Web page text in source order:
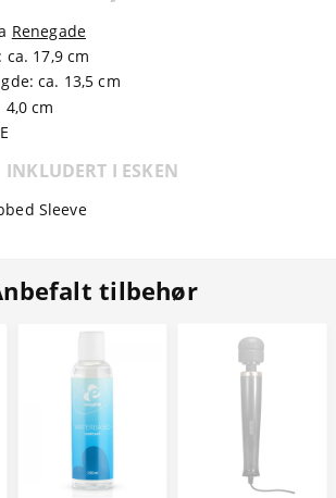
Renegade
ca. 17,9 cm
ca. 13,5 cm
cm
INKLUDERT I ESKEN
Sleeve
tilbehør